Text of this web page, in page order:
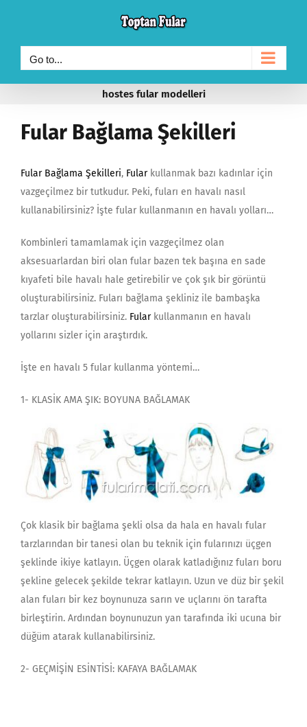
content
Go to...
hostes fular modelleri
Fular Bağlama Şekilleri
Fular Bağlama Şekilleri, Fularkullanmak bazı kadınlar için
vazgeçilmez bir tutkudur. Peki, fuları en havalı nasıl
kullanabilirsiniz? İşte fular kullanmanın en havalı yolları…
Kombinleri tamamlamak için vazgeçilmez olan
aksesuarlardan biri olan fular bazen tek başına en sade
kıyafeti bile havalı hale getirebilir ve çok şık bir görüntü
oluşturabilirsiniz. Fuları bağlama şekliniz ile bambaşka
tarzlar oluşturabilirsiniz. Fularkullanmanın en havalı
yollarını sizler için araştırdık.
İşte en havalı 5 fular kullanma yöntemi…
1- KLASİK AMA ŞIK: BOYUNA BAĞLAMAK
Çok klasik bir bağlama şekli olsa da hala en havalı fular
tarzlarından bir tanesi olan bu teknik için fularınızı üçgen
şeklinde ikiye katlayın. Üçgen olarak katladığınız fuları boru
şekline gelecek şekilde tekrar katlayın. Uzun ve düz bir şekil
alan fuları bir kez boynunuza sarın ve uçlarını ön tarafta
birleştirin. Ardından boynunuzun yan tarafında iki ucuna bir
düğüm atarak kullanabilirsiniz.
2- GEÇMİŞİN ESİNTİSİ: KAFAYA BAĞLAMAK